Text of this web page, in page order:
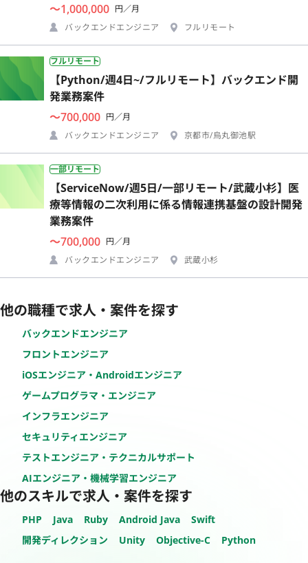
〜1,000,000 円／月
バックエンドエンジニア
フルリモート
フルリモート
【Python/週4日~/フルリモート】バックエンド開
発業務案件
〜700,000 円／月
バックエンドエンジニア
京都市/烏丸御池駅
一部リモート
【ServiceNow/週5日/一部リモート/武蔵小杉】医
療等情報の二次利用に係る情報連携基盤の設計開発
業務案件
〜700,000 円／月
バックエンドエンジニア
武蔵小杉
他の職種で求人・案件を探す
バックエンドエンジニア
フロントエンジニア
iOSエンジニア・Androidエンジニア
ゲームプログラマ・エンジニア
インフラエンジニア
セキュリティエンジニア
テストエンジニア・テクニカルサポート
AIエンジニア・機械学習エンジニア
他のスキルで求人・案件を探す
PHP Java Ruby Android Java
Swift
開発ディレクション
Unity Objective-C Python